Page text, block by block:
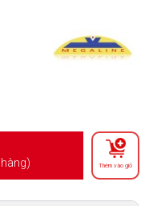
Thêm vào giỏ